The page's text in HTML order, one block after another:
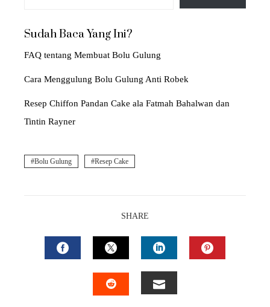
Sudah Baca Yang Ini?
FAQ tentang Membuat Bolu Gulung
Cara Menggulung Bolu Gulung Anti Robek
Resep Chiffon Pandan Cake ala Fatmah Bahalwan dan
Tintin Rayner
Bolu Gulung Resep Cake
SHARE
FACEBOOKTWITTERLINKEDIN